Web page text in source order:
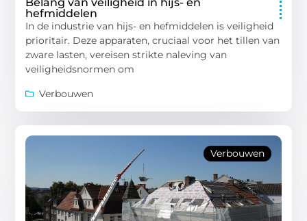
hefmiddelen
In de industrie van hijs- en hefmiddelen is veiligheid
prioritair. Deze apparaten, cruciaal voor het tillen van
zware lasten, vereisen strikte naleving van
veiligheidsnormen om
Verbouwen
Verbouwen